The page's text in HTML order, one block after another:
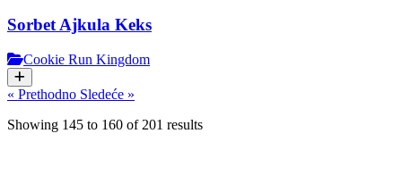
Sorbet Ajkula Keks
Cookie Run Kingdom
« Prethodno Sledeće »
Showing 145 to 160 of 201 results